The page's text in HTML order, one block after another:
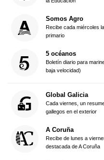
Somos Agro
Recibe cada miércoles
primario
5 océanos
Boletín diario para
baja velocidad)
Global Galicia
Cada viernes, un
gallegos en el exterior
A Coruña
Recibe de lunes a
destacada de A Coruña